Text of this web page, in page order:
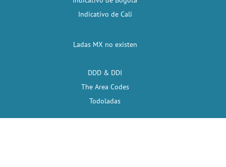
Indicativo de Cali
Ladas MX no existen
DDD & DDI
The Area Codes
Todoladas